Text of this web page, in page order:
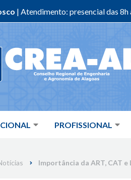
| Atendimento: presencial das 8h
PROFISSIONAL
Importância da ART, CAT